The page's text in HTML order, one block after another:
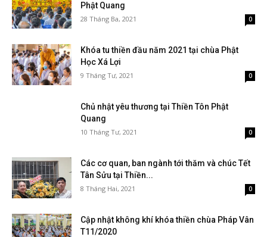
Phật Quang
28 Tháng Ba, 2021 0
Khóa tu thiền đầu năm 2021 tại chùa Phật
Học Xá Lợi
9 Tháng Tư, 2021 0
Chủ nhật yêu thương tại Thiền Tôn Phật
Quang
10 Tháng Tư, 2021 0
Các cơ quan, ban ngành tới thăm và chúc Tết
Tân Sửu tại Thiền...
8 Tháng Hai, 2021 0
Cập nhật không khí khóa thiền chùa Pháp Vân
T11/2020